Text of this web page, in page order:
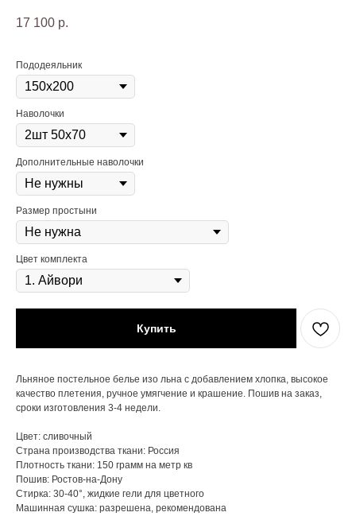
17 100 р.
Пододеяльник
Наволочки
Дополнительные наволочки
Размер простыни
Цвет комплекта
Купить
Льняное постельное белье изо льна с добавлением хлопка, высокое
качество плетения, ручное умягчение и крашение. Пошив на заказ,
сроки изготовления 3-4 недели.
Цвет: сливочный
Страна производства ткани: Россия
Плотность ткани: 150 грамм на метр кв
Пошив: Ростов-на-Дону
Стирка: 30-40°, жидкие гели для цветного
Машинная сушка: разрешена, рекомендована